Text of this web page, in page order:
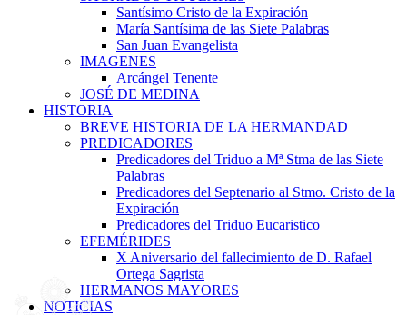
Santísimo Cristo de la Expiración
María Santísima de las Siete Palabras
San Juan Evangelista
IMAGENES
Arcángel Tenente
JOSÉ DE MEDINA
HISTORIA
BREVE HISTORIA DE LA HERMANDAD
PREDICADORES
Predicadores del Triduo a Mª Stma de las Siete
Palabras
Predicadores del Septenario al Stmo. Cristo de la
Expiración
Predicadores del Triduo Eucaristico
EFEMÉRIDES
X Aniversario del fallecimiento de D. Rafael
Ortega Sagrista
HERMANOS MAYORES
NOTICIAS